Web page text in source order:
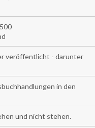
veröffentlicht - darunter
in den
und nicht stehen.